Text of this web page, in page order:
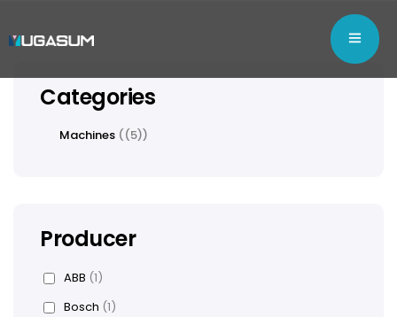
Categories
Machines (5)
Producer
ABB (1)
Bosch (1)